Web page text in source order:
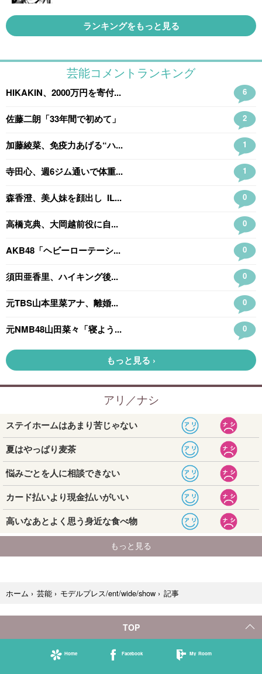
ランキングをもっと見る
ホーム › 芸能 › モデルプレス/ent/wide/show › 記事
TOP
Home Facebook My Room